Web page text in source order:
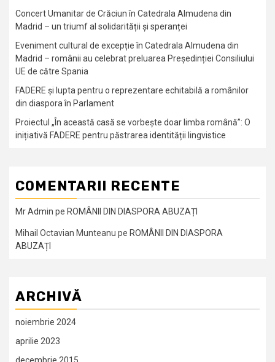
Concert Umanitar de Crăciun în Catedrala Almudena din
Madrid – un triumf al solidarității și speranței
Eveniment cultural de excepție în Catedrala Almudena din
Madrid – românii au celebrat preluarea Președinției Consiliului
UE de către Spania
FADERE și lupta pentru o reprezentare echitabilă a românilor
din diaspora în Parlament
Proiectul „În această casă se vorbește doar limba română”: O
inițiativă FADERE pentru păstrarea identității lingvistice
COMENTARII RECENTE
Mr Admin pe ROMÂNII DIN DIASPORA ABUZAȚI
Mihail Octavian Munteanu pe ROMÂNII DIN DIASPORA
ABUZAȚI
ARCHIVĂ
noiembrie 2024
aprilie 2023
decembrie 2015